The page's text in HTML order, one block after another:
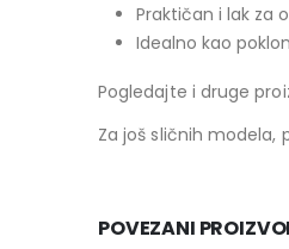
Praktičan i lak za
Idealno kao
Pogledajte i druge
Za još sličnih
POVEZANI